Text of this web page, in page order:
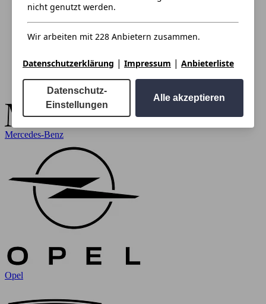
Mercedes-Benz
Opel
nicht genutzt werden.
Wir arbeiten mit 228 Anbietern zusammen.
Datenschutzerklärung | Impressum | Anbieterliste
Datenschutz-
Einstellungen
Alle akzeptieren